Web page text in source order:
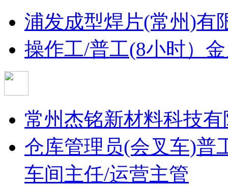
浦发成型焊片(常州)有
操作工/普工(8小时）
常州杰铭新材料科技
仓库管理员(会叉车)普
车间主任/运营主管